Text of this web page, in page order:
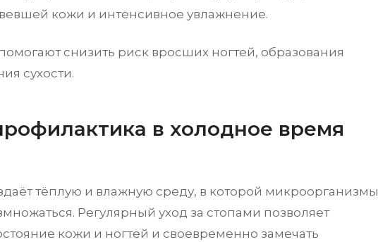
кожи и интенсивное увлажнение.
снизить риск вросших ногтей, образования
сухости.
в холодное время
тёплую и влажную среду, в которой микроорганизмы
Регулярный уход за стопами позволяет
кожи и ногтей и своевременно замечать